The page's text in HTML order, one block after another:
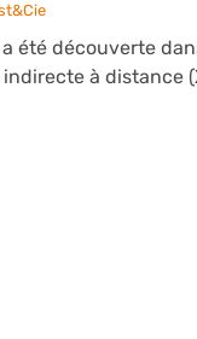
été découverte
à distance